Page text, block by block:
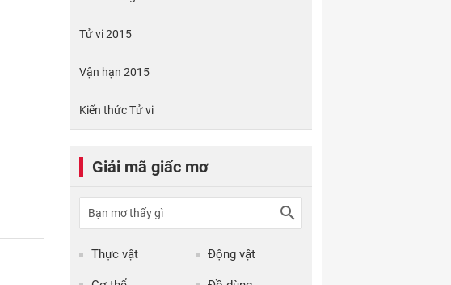
Tử vi 2015
Vận hạn 2015
Kiến thức Tử vi
Giải mã giấc mơ
Thực vật Động vật